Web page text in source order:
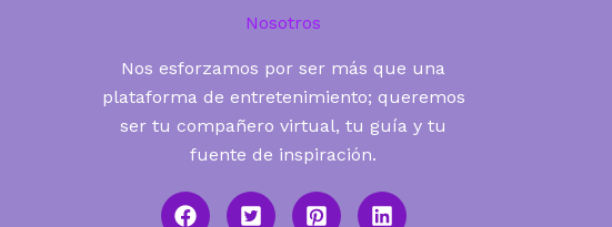
Nosotros
Nos esforzamos por ser más que una
plataforma de entretenimiento; queremos
ser tu compañero virtual, tu guía y tu
fuente de inspiración.